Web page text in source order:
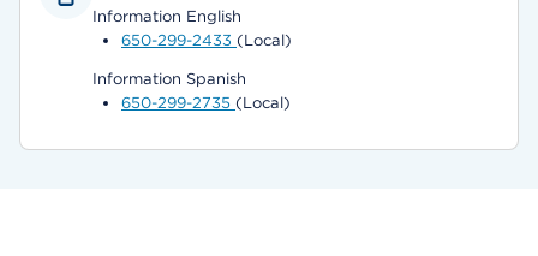
Information English
650-299-2433 (Local)
Information Spanish
650-299-2735 (Local)